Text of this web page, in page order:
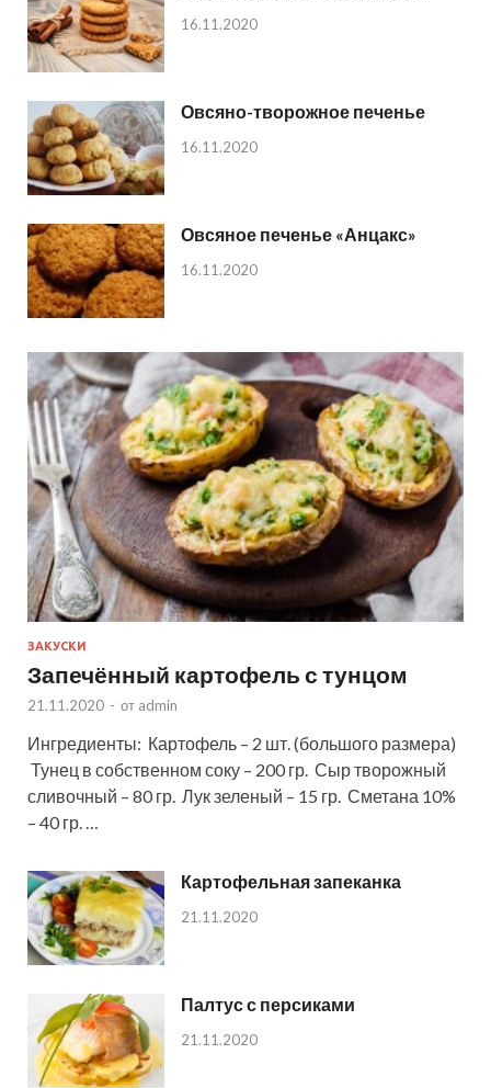
16.11.2020
Овсяно-творожное печенье
16.11.2020
Овсяное печенье «Анцакс»
16.11.2020
ЗАКУСКИ
Запечённый картофель с тунцом
21.11.2020 - от admin
Ингредиенты: Картофель – 2 шт. (большого размера)
Тунец в собственном соку – 200 гр. Сыр творожный
сливочный – 80 гр. Лук зеленый – 15 гр. Сметана 10%
– 40 гр. …
Картофельная запеканка
21.11.2020
Палтус с персиками
21.11.2020